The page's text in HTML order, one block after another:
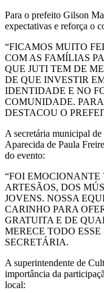
Para o prefeito Gilson
expectativas e reforça o
“FICAMOS MUITO
COM AS FAMÍLIAS
QUE JUTI TEM DE
DE QUE INVESTIR
IDENTIDADE E NO
COMUNIDADE.
DESTACOU O
A secretária municipal
Aparecida de Paula
do evento:
“FOI
ARTESÃOS, DOS
JOVENS. NOSSA
CARINHO PARA
GRATUITA E DE
MERECE TODO
SECRETÁRIA.
A superintendente de
importância da
local: